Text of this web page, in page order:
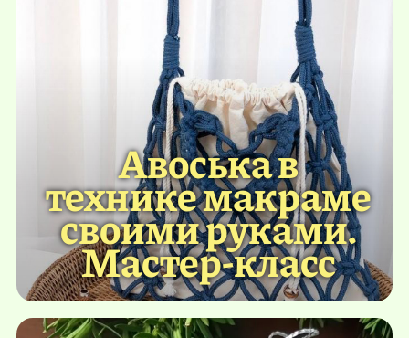
Авоська в
технике макраме
своими руками.
Мастер-класс